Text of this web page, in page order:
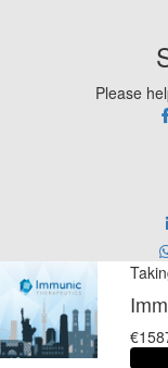
Please